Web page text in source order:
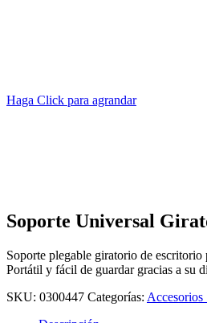
Haga Click para agrandar
Soporte Universal
Soporte plegable giratorio de
Portátil y fácil de guardar gracias a su
SKU: 0300447 Categorías: Accesorios